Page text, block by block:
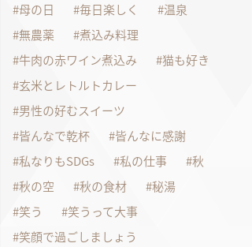
母の日
毎日楽しく
温泉
無農薬
煮込み料理
牛肉の赤ワイン煮込み
猫も好き
玄米とレトルトカレー
男性の好むスイーツ
皆んなで乾杯
皆んなに感謝
私なりもSDGs
私の仕事
秋
秋の空
秋の食材
秘湯
笑う
笑うって大事
笑顔で過ごしましょう